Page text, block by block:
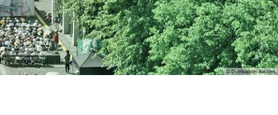
© Domkapitel Aachen